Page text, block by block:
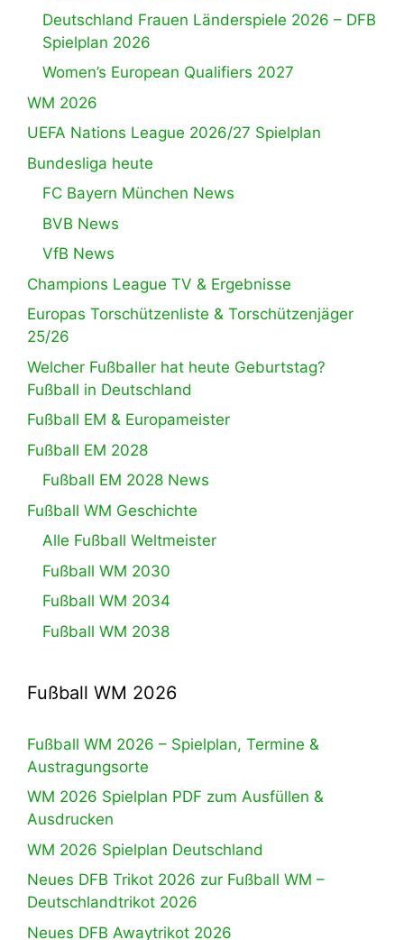
Deutschland Frauen Länderspiele 2026 – DFB
Spielplan 2026
Women’s European Qualifiers 2027
WM 2026
UEFA Nations League 2026/27 Spielplan
Bundesliga heute
FC Bayern München News
BVB News
VfB News
Champions League TV & Ergebnisse
Europas Torschützenliste & Torschützenjäger
25/26
Welcher Fußballer hat heute Geburtstag?
Fußball in Deutschland
Fußball EM & Europameister
Fußball EM 2028
Fußball EM 2028 News
Fußball WM Geschichte
Alle Fußball Weltmeister
Fußball WM 2030
Fußball WM 2034
Fußball WM 2038
Fußball WM 2026
Fußball WM 2026 – Spielplan, Termine &
Austragungsorte
WM 2026 Spielplan PDF zum Ausfüllen &
Ausdrucken
WM 2026 Spielplan Deutschland
Neues DFB Trikot 2026 zur Fußball WM –
Deutschlandtrikot 2026
Neues DFB Awaytrikot 2026